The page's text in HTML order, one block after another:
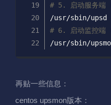
# 5. 启动服务
/usr/sbin/upsd
# 6. 启动监控
/usr/sbin/
再贴一些信息：
centos upsmon版本：